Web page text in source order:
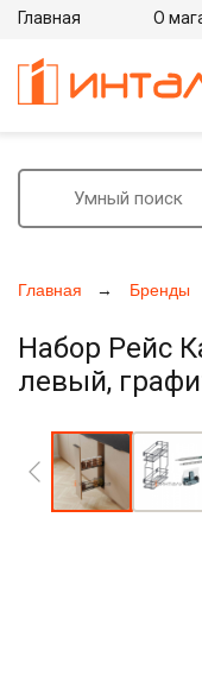
Главная Бренды
Набор Рейс
левый,
Главная О